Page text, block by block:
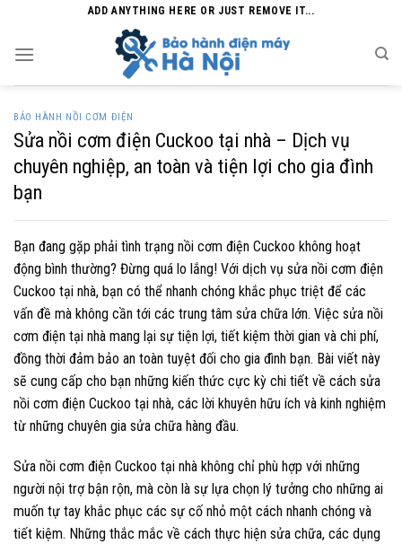
content
ADD ANYTHING HERE OR JUST REMOVE IT...
BẢO HÀNH NỒI CƠM ĐIỆN
Sửa nồi cơm điện Cuckoo tại nhà – Dịch vụ
chuyên nghiệp, an toàn và tiện lợi cho gia đình
bạn
Bạn đang gặp phải tình trạng nồi cơm điện Cuckoo không hoạt
động bình thường? Đừng quá lo lắng! Với dịch vụ sửa nồi cơm điện
Cuckoo tại nhà, bạn có thể nhanh chóng khắc phục triệt để các
vấn đề mà không cần tới các trung tâm sửa chữa lớn. Việc sửa nồi
cơm điện tại nhà mang lại sự tiện lợi, tiết kiệm thời gian và chi phí,
đồng thời đảm bảo an toàn tuyệt đối cho gia đình bạn. Bài viết này
sẽ cung cấp cho bạn những kiến thức cực kỳ chi tiết về cách sửa
nồi cơm điện Cuckoo tại nhà, các lời khuyên hữu ích và kinh nghiệm
từ những chuyên gia sửa chữa hàng đầu.
Sửa nồi cơm điện Cuckoo tại nhà không chỉ phù hợp với những
người nội trợ bận rộn, mà còn là sự lựa chọn lý tưởng cho những ai
muốn tự tay khắc phục các sự cố nhỏ một cách nhanh chóng và
tiết kiệm. Những thắc mắc về cách thực hiện sửa chữa, các dụng